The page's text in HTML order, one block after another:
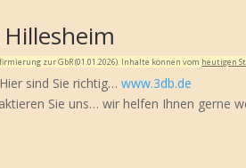
zur GbR (01.01.2026). Inhalte können vom heutigen
sind Sie richtig…www.3db.de
Sie uns… wir helfen Ihnen gerne